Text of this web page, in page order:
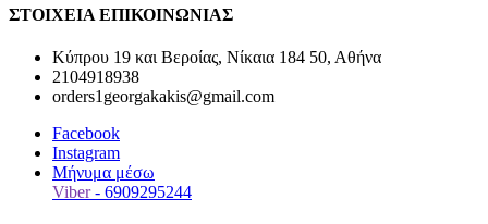
ΣΤΟΙΧΕΙΑ ΕΠΙΚΟΙΝΩΝΙΑΣ
Κύπρου 19 και Βεροίας, Νίκαια 184 50, Αθήνα
2104918938
orders1georgakakis@gmail.com
Facebook
Instagram
Μήνυμα μέσω
Viber- 6909295244